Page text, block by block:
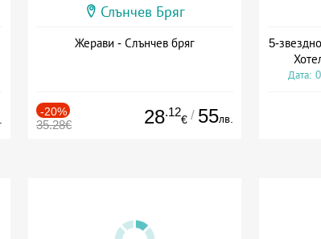
Слънчев Бряг
Жерави - Слънчев бряг
-20%
35.28€ 28.12
€ / 55лв.
5-
Дата: